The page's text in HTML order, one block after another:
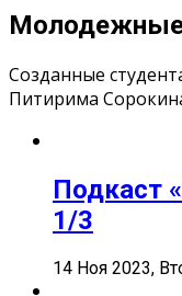
Созданные
Питирима
Подкаст
1/3
14 Ноя 2023,